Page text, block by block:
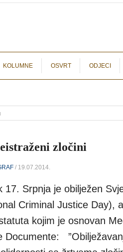
KOLUMNE OSVRT ODJECI
zločini
/ 19.07.2014.
17. Srpnja je obilježen
Criminal Justice Day),
kojim je osnovan
Documente: